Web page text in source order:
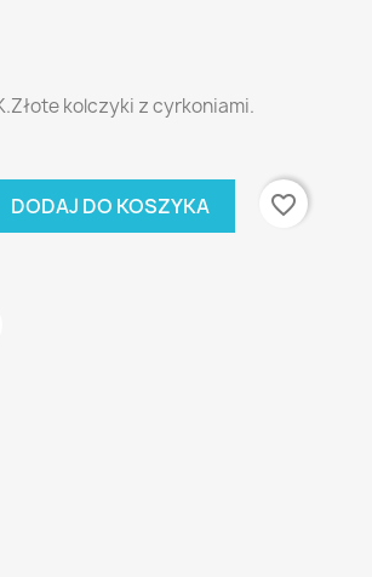
kolczyki z cyrkoniami.
DODAJ DO KOSZYKA
favorite_border